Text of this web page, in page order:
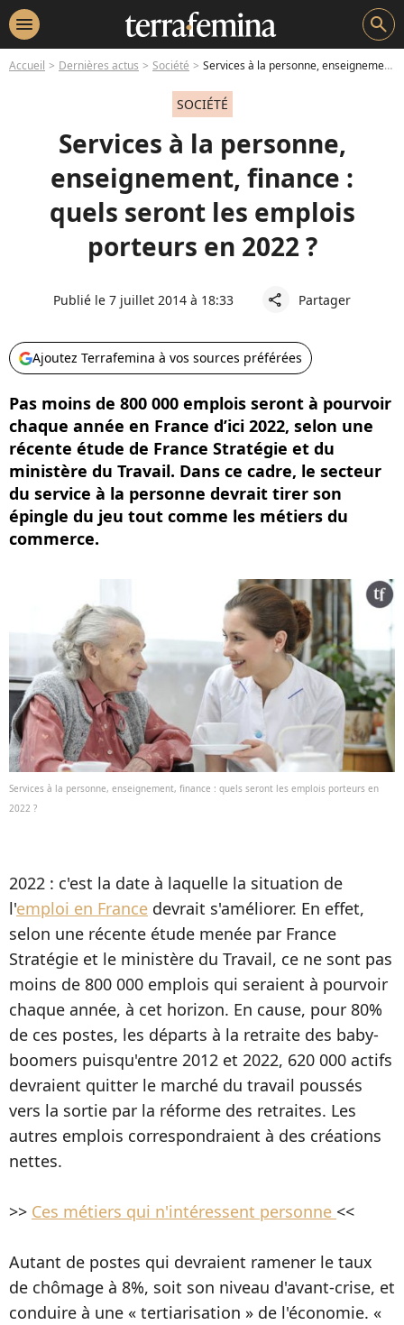
menu search
Accueil Dernières actus Société Services à la personne, enseignement, finance : quels seront les emplois porteurs en 2022 ?
SOCIÉTÉ
Services à la personne,
enseignement, finance :
quels seront les emplois
porteurs en 2022 ?
Publié le 7 juillet 2014 à 18:33 share Partager
Ajoutez Terrafemina à vos sources préférées
Pas moins de 800 000 emplois seront à pourvoir
chaque année en France d’ici 2022, selon une
récente étude de France Stratégie et du
ministère du Travail. Dans ce cadre, le secteur
du service à la personne devrait tirer son
épingle du jeu tout comme les métiers du
commerce.
Services à la personne, enseignement, finance : quels seront les emplois porteurs en
2022 ?
2022 : c'est la date à laquelle la situation de
l'emploi en France devrait s'améliorer. En effet,
selon une récente étude menée par France
Stratégie et le ministère du Travail, ce ne sont pas
moins de 800 000 emplois qui seraient à pourvoir
chaque année, à cet horizon. En cause, pour 80%
de ces postes, les départs à la retraite des baby-
boomers puisqu'entre 2012 et 2022, 620 000 actifs
devraient quitter le marché du travail poussés
vers la sortie par la réforme des retraites. Les
autres emplois correspondraient à des créations
nettes.
>> Ces métiers qui n'intéressent personne <<
Autant de postes qui devraient ramener le taux
de chômage à 8%, soit son niveau d'avant-crise, et
conduire à une « tertiarisation » de l'économie. «